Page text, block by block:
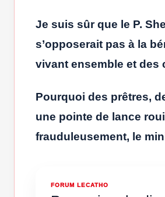
Je suis sûr que le P.
s’opposerait pas à la
vivant ensemble et des
Pourquoi des prêtres,
une pointe de lance
frauduleusement, le
FORUM LECATHO